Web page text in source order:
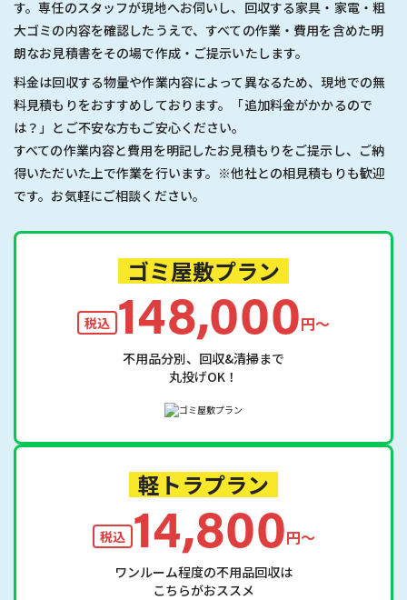
す。専任のスタッフが現地へお伺いし、回収する家具・家電・粗
大ゴミの内容を確認したうえで、すべての作業・費用を含めた明
朗なお見積書をその場で作成・ご提示いたします。
料金は回収する物量や作業内容によって異なるため、現地での無
料見積もりをおすすめしております。「追加料金がかかるので
は？」とご不安な方もご安心ください。
すべての作業内容と費用を明記したお見積もりをご提示し、ご納
得いただいた上で作業を行います。※他社との相見積もりも歓迎
です。お気軽にご相談ください。
ゴミ屋敷プラン
税込 148,000円〜
不用品分別、回収&清掃まで
丸投げOK！
軽トラプラン
税込 14,800円〜
ワンルーム程度の不用品回収は
こちらがおススメ